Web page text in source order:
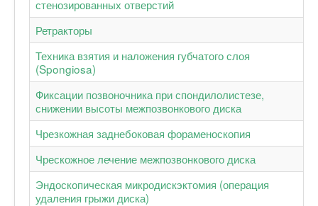
стенозированных отверстий
Ретракторы
Техника взятия и наложения губчатого слоя
(Spongiosa)
Фиксации позвоночника при спондилолистезе,
снижении высоты межпозвонкового диска
Чрезкожная заднебоковая фораменоскопия
Чрескожное лечение межпозвонкового диска
Эндоскопическая микродискэктомия (операция
удаления грыжи диска)